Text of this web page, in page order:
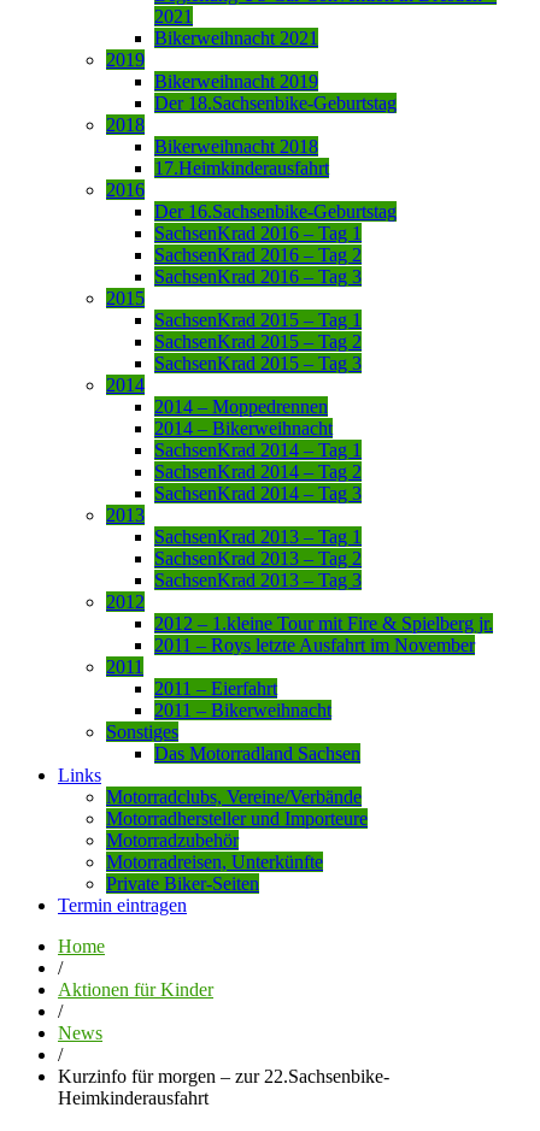
2021
Bikerweihnacht 2021
2019
Bikerweihnacht 2019
Der 18.Sachsenbike-Geburtstag
2018
Bikerweihnacht 2018
17.Heimkinderausfahrt
2016
Der 16.Sachsenbike-Geburtstag
SachsenKrad 2016 – Tag 1
SachsenKrad 2016 – Tag 2
SachsenKrad 2016 – Tag 3
2015
SachsenKrad 2015 – Tag 1
SachsenKrad 2015 – Tag 2
SachsenKrad 2015 – Tag 3
2014
2014 – Moppedrennen
2014 – Bikerweihnacht
SachsenKrad 2014 – Tag 1
SachsenKrad 2014 – Tag 2
SachsenKrad 2014 – Tag 3
2013
SachsenKrad 2013 – Tag 1
SachsenKrad 2013 – Tag 2
SachsenKrad 2013 – Tag 3
2012
2012 – 1.kleine Tour mit Fire & Spielberg jr.
2011 – Roys letzte Ausfahrt im November
2011
2011 – Eierfahrt
2011 – Bikerweihnacht
Sonstiges
Das Motorradland Sachsen
Links
Motorradclubs, Vereine/Verbände
Motorradhersteller und Importeure
Motorradzubehör
Motorradreisen, Unterkünfte
Private Biker-Seiten
Termin eintragen
Home
/
Aktionen für Kinder
/
News
/
Kurzinfo für morgen – zur 22.Sachsenbike-
Heimkinderausfahrt